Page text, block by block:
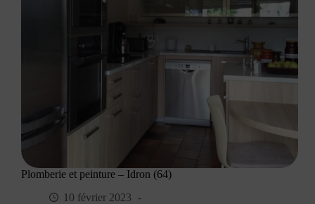
Plomberie et peinture – Idron (64)
10 février 2023